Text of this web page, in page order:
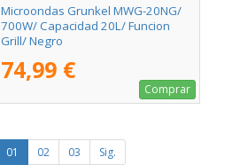
Microondas Grunkel MWG-20NG/
700W/ Capacidad 20L/ Funcion
Grill/ Negro
74,99 €
Comprar
01 02 03 Sig.